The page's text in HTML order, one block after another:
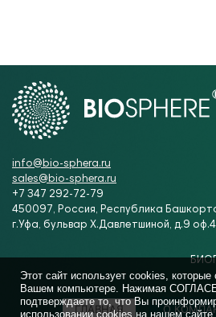
Этот сайт использует cookies,
Вашем компьютере. Нажимая
подтверждаете то, что Вы
использовании cookies на нашем
info@bio-sphera.ru
sales@bio-sphera.ru
+7 347 292-72-79
450097, Россия, Республика
г.Уфа, бульвар Х.Давлетшиной, д.9
ГЛАВНАЯ О